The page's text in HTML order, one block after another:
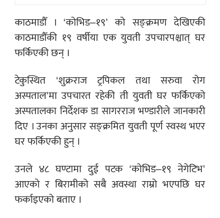
काठमाडौँ । ‘कोभिड–१९’ को सङ्क्रमण देखिएकी
काठमाडौँकी १९ वर्षीया एक युवती उपचारपश्चात् घर
फर्किएकी छन् ।
टेकुस्थित ‘शुक्रराज ट्रपिकल तथा सरुवा रोग
अस्पताल’मा उपचारत रहेकी ती युवती घर फर्किएको
अस्पतालका निर्देशक डा सागरराज भण्डारीले जानकारी
दिए । उनका अनुसार सङ्क्रमित युवती पूर्ण स्वस्थ भएर
घर फर्किएकी हुन् ।
उनले ४८ घण्टामा दुई पटक ‘कोभिड–१९ नेगेटिभ’
आएको र बिरामीको सबै अवस्था राम्रो भएपछि घर
फर्काइएको बताए ।